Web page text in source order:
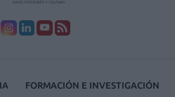
FORMACIÓN E INVESTIGACIÓN